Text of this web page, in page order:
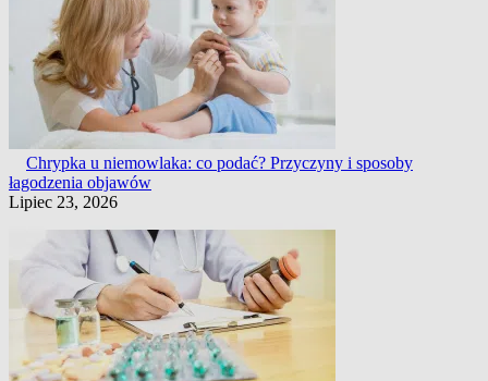
Chrypka u niemowlaka: co podać? Przyczyny i sposoby
łagodzenia objawów
Lipiec 23, 2026